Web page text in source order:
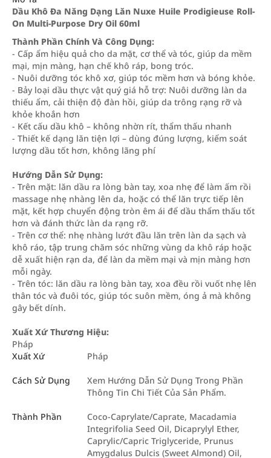
Dầu Khô Đa Năng Dạng Lăn Nuxe Huile Prodigieuse Roll-
On Multi-Purpose Dry Oil 60ml
Thành Phần Chính Và Công Dụng:
- Cấp ẩm hiệu quả cho da mặt, cơ thể và tóc, giúp da mềm
mại, mịn màng, hạn chế khô ráp, bong tróc.
- Nuôi dưỡng tóc khô xơ, giúp tóc mềm hơn và bóng khỏe.
- Bảy loại dầu thực vật quý giá hỗ trợ: Nuôi dưỡng làn da
thiếu ẩm, cải thiện độ đàn hồi, giúp da trông rạng rỡ và
khỏe khoắn hơn
- Kết cấu dầu khô – không nhờn rít, thẩm thấu nhanh
- Thiết kế dạng lăn tiện lợi – dùng đúng lượng, kiểm soát
lượng dầu tốt hơn, không lãng phí
Hướng Dẫn Sử Dụng:
- Trên mặt: lăn dầu ra lòng bàn tay, xoa nhẹ để làm ấm rồi
massage nhẹ nhàng lên da, hoặc có thể lăn trực tiếp lên
mặt, kết hợp chuyển động tròn êm ái để dầu thẩm thấu tốt
hơn và đánh thức làn da rạng rỡ.
- Trên cơ thể: nhẹ nhàng lướt đầu lăn trên làn da sạch và
khô ráo, tập trung chăm sóc những vùng da khô ráp hoặc
dễ xuất hiện rạn da, để làn da mềm mại và mịn màng hơn
mỗi ngày.
- Trên tóc: lăn dầu ra lòng bàn tay, xoa đều rồi vuốt nhẹ lên
thân tóc và đuôi tóc, giúp tóc suôn mềm, óng ả mà không
gây bết dính.
Xuất Xứ Thương Hiệu:
Pháp
Xuất Xứ
Pháp
Cách Sử Dụng
Xem Hướng Dẫn Sử Dụng Trong Phần
Thông Tin Chi Tiết Của Sản Phẩm.
Thành Phần
Coco-Caprylate/Caprate, Macadamia
Integrifolia Seed Oil, Dicaprylyl Ether,
Caprylic/Capric Triglyceride, Prunus
Amygdalus Dulcis (Sweet Almond) Oil,